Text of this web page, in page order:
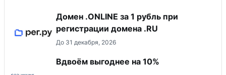
Домен .ONLINE за 1 рубль при
регистрации домена .RU
До 31 декабря, 2026
Вдвоём выгоднее на 10%